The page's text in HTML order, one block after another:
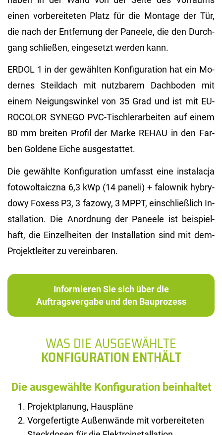
einen vor­be­rei­te­ten Platz für die Mon­ta­ge der Tür,
die nach der Ent­fer­nung der Pa­nee­le, die den Durch­
gang schlie­ßen, ein­ge­setzt wer­den kann.
ERDOL 1 in der ge­wähl­ten Kon­fi­gu­ra­ti­on hat ein Mo­
der­nes Steil­dach mit nutz­ba­rem Dach­bo­den mit
einem Nei­gungs­win­kel von 35 Grad und ist mit EU­
RO­CO­LOR SYN­EGO PVC-Tisch­ler­ar­bei­ten auf einem
80 mm brei­ten Pro­fil der Marke REHAU in den Far­
ben Gol­de­ne Eiche aus­ge­stat­tet.
Die ge­wähl­te Kon­fi­gu­ra­ti­on um­fasst eine instalac­ja
fo­to­wol­taicz­na 6,3 kWp (14 pa­ne­li) + fa­low­nik hy­bry­
dowy Fo­xess P3, 3 fa­zowy, 3 MPPT, ein­schlie­ß­lich In­
stal­la­ti­on. Die An­ord­nung der Pa­nee­le ist bei­spiel­
haft, die Ein­zel­hei­ten der In­stal­la­ti­on sind mit dem­
Pro­jekt­lei­ter zu ver­ein­ba­ren.
Informieren Sie sich über die
Auftragsvergabe und den Bauprozess
WAS DIE AUSGEWÄHLTE
KONFIGURATION ENTHÄLT
Die ausgewählte Konfiguration beinhaltet
Projektplanung, Hauspläne
Vorgefertigte Außenwände mit vorbereiteten